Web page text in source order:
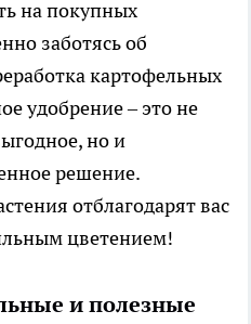
на покупных
заботясь об
картофельных
удобрение – это не
но и
решение.
отблагодарят вас
цветением!
и полезные